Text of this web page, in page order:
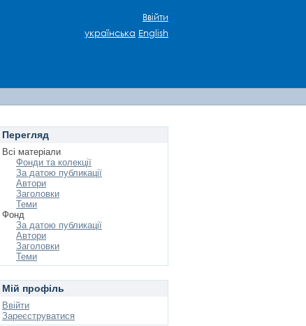
Ввійти
українська English
Перегляд
Всі матеріали
Фонди та колекції
За датою публикації
Автори
Заголовки
Теми
Фонд
За датою публикації
Автори
Заголовки
Теми
Мій профіль
Ввійти
Зареєструватися